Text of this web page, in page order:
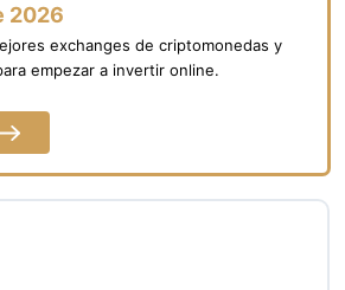
2026
exchanges de criptomonedas y
empezar a invertir online.